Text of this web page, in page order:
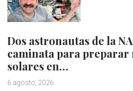
Dos astronautas de la
caminata para preparar
solares en…
6 agosto, 2026